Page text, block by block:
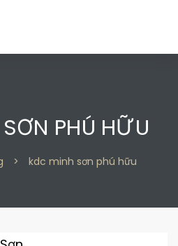
PHÚ HỮU
> kdc minh sơn phú hữu